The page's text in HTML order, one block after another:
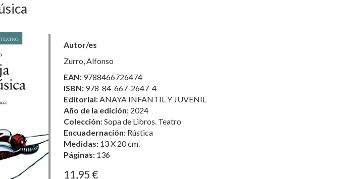
Autor/es
Zurro, Alfonso
EAN: 9788466726474
ISBN: 978-84-667-2647-4
Editorial:ANAYA INFANTIL Y JUVENIL
Año de la edición: 2024
Colección:Sopa de Libros. Teatro
Encuadernación: Rústica
Medidas: 13 X 20 cm.
Páginas: 136
11,95 €